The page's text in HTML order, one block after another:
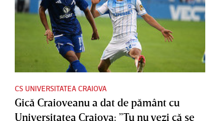
CS UNIVERSITATEA CRAIOVA
Gică Craioveanu a dat de pământ cu
Universitatea Craiova: ”Tu nu vezi că se